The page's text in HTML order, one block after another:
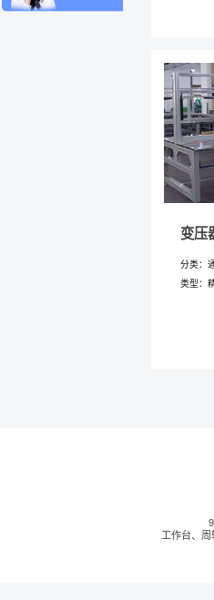
变压
分类：
类型：
工作台、